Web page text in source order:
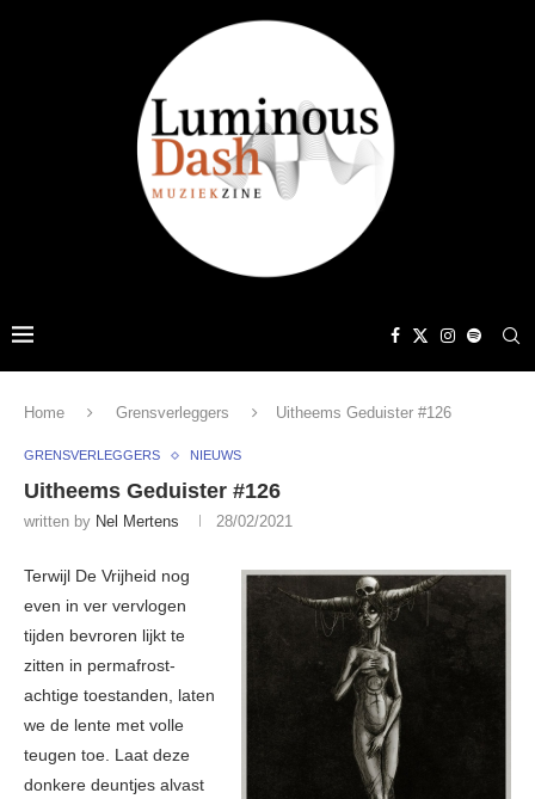
Home Grensverleggers Uitheems Geduister #126
GRENSVERLEGGERS NIEUWS
Uitheems Geduister #126
written by Nel Mertens 28/02/2021
Terwijl De Vrijheid nog
even in ver vervlogen
tijden bevroren lijkt te
zitten in permafrost-
achtige toestanden, laten
we de lente met volle
teugen toe. Laat deze
donkere deuntjes alvast